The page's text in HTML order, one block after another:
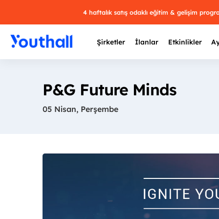
4 haftalık satış odaklı eğitim & gelişim
Şirketler İlanlar Etkinlikler
P&G Future Minds
05 Nisan, Perşembe